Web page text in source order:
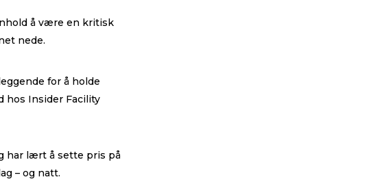
å være en kritisk
nede.
for å holde
hos Insider Facility
har lært å sette pris på
– og natt.